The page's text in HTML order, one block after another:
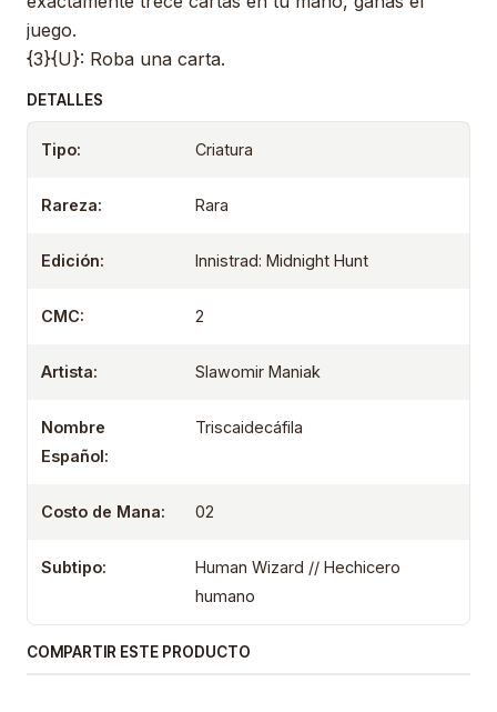
juego.
{3}{U}: Roba una carta.
DETALLES
Tipo: Criatura
Rareza: Rara
Edición: Innistrad: Midnight Hunt
CMC: 2
Artista: Slawomir Maniak
Nombre
Español:
Triscaidecáfila
Costo de Mana: 02
Subtipo:
Human Wizard // Hechicero
humano
COMPARTIR ESTE PRODUCTO